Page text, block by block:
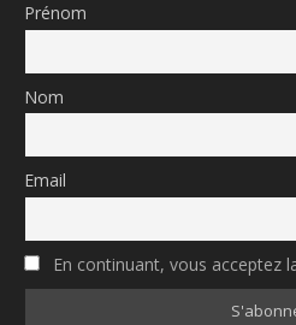
Prénom
Nom
Email
En continuant, vous acceptez